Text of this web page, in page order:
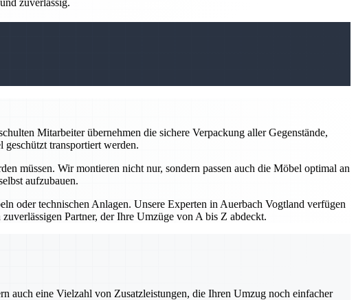
zuverlässig.
Mitarbeiter übernehmen die sichere Verpackung aller Gegenstände,
geschützt transportiert werden.
müssen. Wir montieren nicht nur, sondern passen auch die Möbel optimal an
aufzubauen.
oder technischen Anlagen. Unsere Experten in Auerbach Vogtland verfügen
Partner, der Ihre Umzüge von A bis Z abdeckt.
auch eine Vielzahl von Zusatzleistungen, die Ihren Umzug noch einfacher